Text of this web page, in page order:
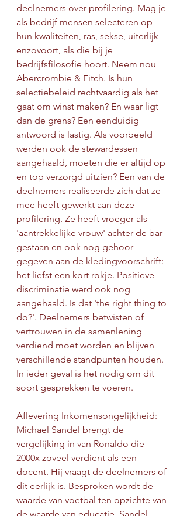
deelnemers over profilering. Mag je
als bedrijf mensen selecteren op
hun kwaliteiten, ras, sekse, uiterlijk
enzovoort, als die bij je
bedrijfsfilosofie hoort. Neem nou
Abercrombie & Fitch. Is hun
selectiebeleid rechtvaardig als het
gaat om winst maken? En waar ligt
dan de grens? Een eenduidig
antwoord is lastig. Als voorbeeld
werden ook de stewardessen
aangehaald, moeten die er altijd op
en top verzorgd uitzien? Een van de
deelnemers realiseerde zich dat ze
mee heeft gewerkt aan deze
profilering. Ze heeft vroeger als
'aantrekkelijke vrouw' achter de bar
gestaan en ook nog gehoor
gegeven aan de kledingvoorschrift:
het liefst een kort rokje. Positieve
discriminatie werd ook nog
aangehaald. Is dat 'the right thing to
do?'. Deelnemers betwisten of
vertrouwen in de samenlening
verdiend moet worden en blijven
verschillende standpunten houden.
In ieder geval is het nodig om dit
soort gesprekken te voeren.
Aflevering Inkomensongelijkheid:
Michael Sandel brengt de
vergelijking in van Ronaldo die
2000x zoveel verdient als een
docent. Hij vraagt de deelnemers of
dit eerlijk is. Besproken wordt de
waarde van voetbal ten opzichte van
de waarde van educatie. Sandel